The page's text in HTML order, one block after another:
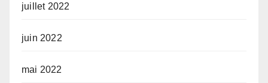
juillet 2022
juin 2022
mai 2022